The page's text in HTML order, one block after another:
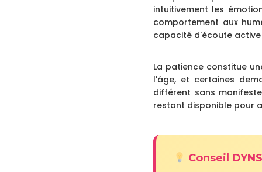
intuitivement les
comportement aux
capacité d'écoute
La patience constitue
l'âge, et certaines
différent sans
restant disponible pour
Conseil